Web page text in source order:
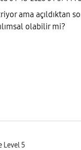
ama açıldıktan
olabilir mi?
Level 5